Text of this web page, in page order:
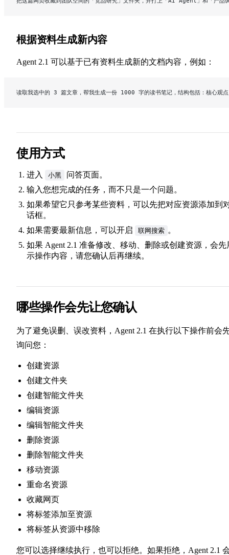
根据资料生成新内容
Agent 2.1 可以基于已有资料生成新的文档内容，例如：
读取我选中的 3 篇文章，帮我生成一份 1000 字的读书笔记，结构包括：核心观点
使用方式
进入 小黑
问答页面。
输入您想完成的任务，而不只是一个问题。
如果希望它只参考某些资料，可以先把对应资源添加到
话框。
如果需要最新信息，可以开启
联网搜索 。
如果 Agent 2.1 准备修改、移动、删除或创建资源，会先
示操作内容，请您确认后再继续。
哪些操作会先让您确认
为了避免误删、误改资料，Agent 2.1 在执行以下操作前会
询问您：
创建资源
创建文件夹
创建智能文件夹
编辑资源
编辑智能文件夹
删除资源
删除智能文件夹
移动资源
重命名资源
收藏网页
将标签添加至资源
将标签从资源中移除
您可以选择继续执行，也可以拒绝。如果拒绝，Agent 2.1